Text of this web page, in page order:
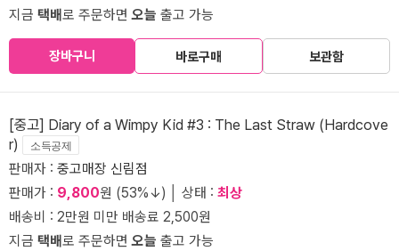
지금 택배로 주문하면오늘 출고 가능
장바구니 바로구매 보관함
[중고] Diary of a Wimpy Kid #3 : The Last Straw (Hardcove
r)
소득공제
판매자 : 중고매장 신림점
판매가 : 9,800원 (53%↓) │ 상태 : 최상
배송비 : 2만원 미만 배송료 2,500원
지금 택배로 주문하면오늘 출고 가능